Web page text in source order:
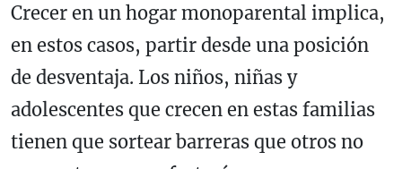
Crecer en un hogar monoparental implica,
en estos casos, partir desde una posición
de desventaja. Los niños, niñas y
adolescentes que crecen en estas familias
tienen que sortear barreras que otros no